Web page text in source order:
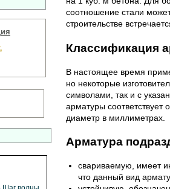
соотношение стали может
строительстве
Классификация
В настоящее время
но некоторые
символами, так и с
арматуры
диаметр в миллиметрах.
Арматура
свариваемую, имеет
что данный вид